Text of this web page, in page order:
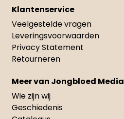
Klantenservice
Veelgestelde vragen
Leveringsvoorwaarden
Privacy Statement
Retourneren
Meer van Jongbloed Media
Wie zijn wij
Geschiedenis